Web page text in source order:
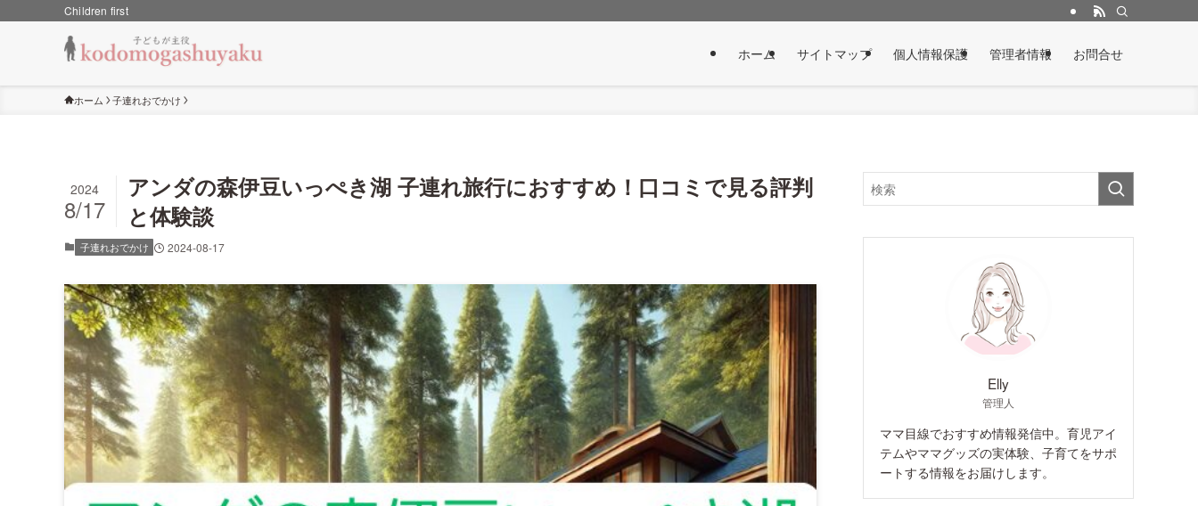
Children first
ホーム サイトマップ 個人情報保護 管理者情報 お問合せ
ホーム 子連れおでかけ
アンダの森伊豆いっぺき湖 子連れ旅行におすすめ！口コミで見る評判
と体験談
2024
8/17
子連れおでかけ 2024-08-17
Elly
管理人
ママ目線でおすすめ情報発信中。育児アイ
テムやママグッズの実体験、子育てをサポ
ートする情報をお届けします。